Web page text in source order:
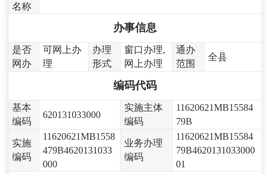
名称
办事信息
是否
网办
可网上办
理
办理
形式
窗口办理,
网上办理
通办
范围
全县
编码代码
基本
编码
620131033000
实施主体
编码
11620621MB15584
79B
实施
编码
11620621MB1558
479B4620131033
000
业务办理
编码
11620621MB15584
79B4620131033000
01